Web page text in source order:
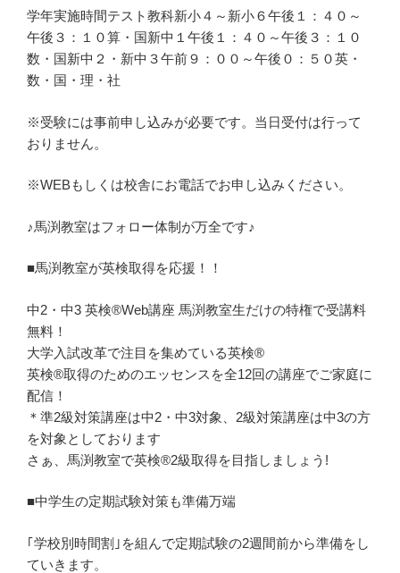
学年実施時間テスト教科新小４～新小６午後１：４０～
午後３：１０算・国新中１午後１：４０～午後３：１０
数・国新中２・新中３午前９：００～午後０：５０英・
数・国・理・社
※受験には事前申し込みが必要です。当日受付は行って
おりません。
※WEBもしくは校舎にお電話でお申し込みください。
♪馬渕教室はフォロー体制が万全です♪
■馬渕教室が英検取得を応援！！
中2・中3 英検®Web講座 馬渕教室生だけの特権で受講料
無料！
大学入試改革で注目を集めている英検®
英検®取得のためのエッセンスを全12回の講座でご家庭に
配信！
＊準2級対策講座は中2・中3対象、2級対策講座は中3の方
を対象としております
さぁ、馬渕教室で英検®2級取得を目指しましょう!
■中学生の定期試験対策も準備万端
｢学校別時間割｣を組んで定期試験の2週間前から準備をし
ていきます。